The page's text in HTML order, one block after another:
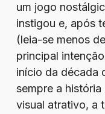
um jogo
instigou e, após
(leia-se menos
principal
início da década
sempre a
visual atrativo, a